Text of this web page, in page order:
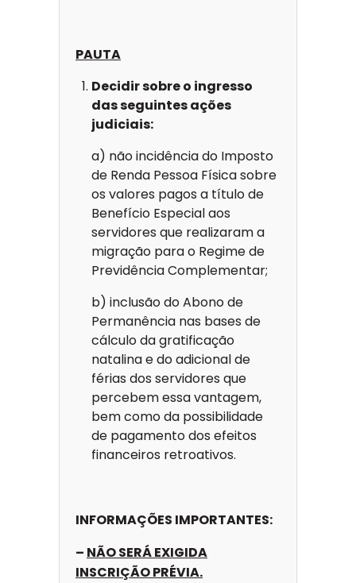
PAUTA
Decidir sobre o ingresso
das seguintes ações
judiciais:
a) não incidência do Imposto
de Renda Pessoa Física sobre
os valores pagos a título de
Benefício Especial aos
servidores que realizaram a
migração para o Regime de
Previdência Complementar;
b) inclusão do Abono de
Permanência nas bases de
cálculo da gratificação
natalina e do adicional de
férias dos servidores que
percebem essa vantagem,
bem como da possibilidade
de pagamento dos efeitos
financeiros retroativos.
INFORMAÇÕES IMPORTANTES:
– NÃO SERÁ EXIGIDA
INSCRIÇÃO PRÉVIA.